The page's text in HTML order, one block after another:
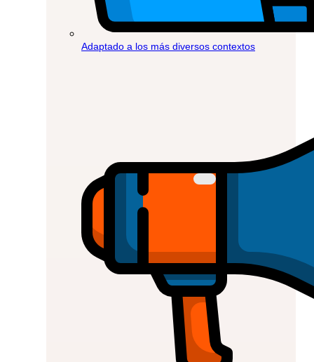
Adaptado a los más diversos contextos